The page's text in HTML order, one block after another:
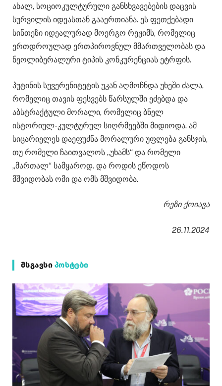
ახალ, სოციოკულტურული განსხვავებების დაცვის
სურვილის იდეასთან გააერთიანა. ეს ფეთქებადი
სინთეზი იდეალურად მოერგო რეჟიმს, რომელიც
ერთდროულად ერთპიროვნულ მმართველობას და
ნეოლიბერალური ტიპის კონკურენციას ეტრფის.
პუტინის სუვერენიტეტის უკან აღმოჩნდა უხეში ძალა,
რომელიც თავის ფესვებს წარსულში ეძებდა და
აბსტრაქტული მორალი, რომელიც ბნელ
ისტორიულ-კულტურულ სიღრმეებში მიდიოდა. ამ
სიცარიელეს დაეფუძნა მორალური უფლება განსჯის,
თუ რომელი ჩაითვალოს „უხამს“ და რომელი
„მართალ“ სამყაროდ. და როდის ეწოდოს
მშვიდობას ომი და ომს მშვიდობა.
რეზი ქოიავა
26.11.2024
ᲛᲡᲒᲐᲕᲡᲘ ᲞᲝᲡᲢᲔᲑᲘ